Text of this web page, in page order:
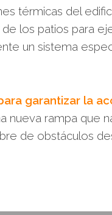
térmicas del
los patios para
un sistema
garantizar la
nueva rampa que
de obstáculos